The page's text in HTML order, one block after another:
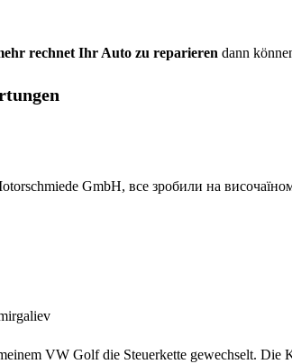
rechnet Ihr Auto zu reparieren dann
GmbH, все зробили на
VW Golf die Steuerkette gewechselt. Die